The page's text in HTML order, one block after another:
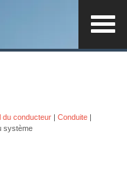
du conducteur | Conduite |
système